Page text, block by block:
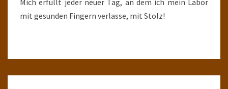
Mich erfüllt jeder neuer Tag, an dem ich mein Labor
mit gesunden Fingern verlasse, mit Stolz!